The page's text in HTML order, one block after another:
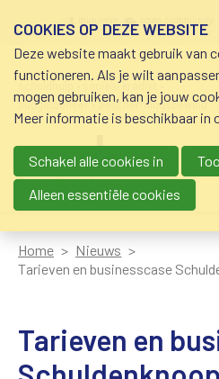
schuldhulp • sociaal krediet •
budgetbeheer • beschermingsbewind
Main navigation
Home
Nieuws
Tarieven en businesscase
Tarieven en
COOKIES OP DEZE WEBSITE
Deze website maakt gebruik van
functioneren. Als je wilt
mogen gebruiken, kan je jouw
Meer informatie is beschikbaar in
Schakel alle cookies in
Alleen essentiële cookies